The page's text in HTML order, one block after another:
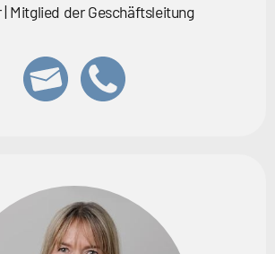
| Mitglied der Geschäftsleitung